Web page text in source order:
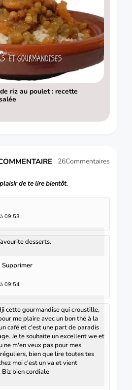
riz au poulet : recette
26Commentaires
de te lire bientôt.
09:53
desserts.
Supprimer
09:54
cette gourmandise qui croustille,
me plaire avec un bon thé à la
café et c'est une part de paradis
Je te souhaite un excellent we et
ne m'en veux pas pour mes
bien que lire toutes tes
moi c'est un va et vient
Biz bien cordiale